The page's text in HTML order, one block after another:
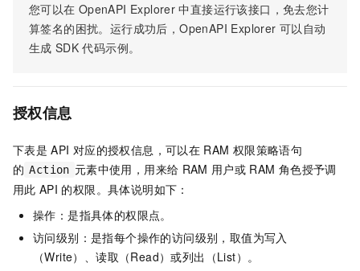
您可以在 OpenAPI Explorer 中直接运行该接口，免去您计
算签名的困扰。运行成功后，OpenAPI Explorer 可以自动
生成 SDK 代码示例。
授权信息
下表是 API 对应的授权信息，可以在 RAM 权限策略语句
的 Action 元素中使用，用来给 RAM 用户或 RAM 角色授予调
用此 API 的权限。具体说明如下：
操作：是指具体的权限点。
访问级别：是指每个操作的访问级别，取值为写入
（Write）、读取（Read）或列出（List）。